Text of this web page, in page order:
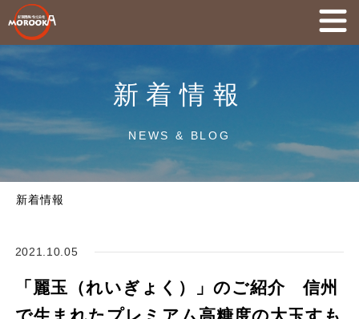
新着情報
NEWS & BLOG
新着情報
2021.10.05
「麗玉（れいぎょく）」のご紹介 信州